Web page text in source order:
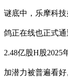
谜底中，乐摩科
鸽正在线也正式
2.48亿股H股2025
加潜力被普遍看